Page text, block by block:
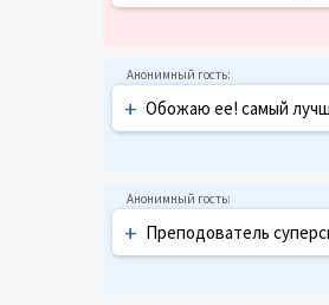
+ Обожаю ее! самый
+ Преподователь